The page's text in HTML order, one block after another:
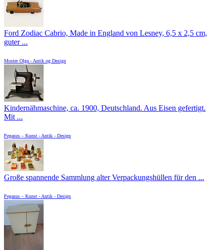
Ford Zodiac Cabrio, Made in England von Lesney, 6,5 x 2,5 cm,
guter ...
Moster Olga - Antik og Design
Kindernähmaschine, ca. 1900, Deutschland. Aus Eisen gefertigt.
Mit ...
Pegasus – Kunst - Antik - Design
Große spannende Sammlung alter Verpackungshüllen für den ...
Pegasus – Kunst - Antik - Design